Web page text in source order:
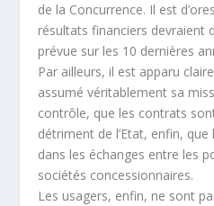
de la Concurrence. Il est
résultats financiers devraient
prévue sur les 10 dernières
Par ailleurs, il est apparu
assumé véritablement sa
contrôle, que les contrats
détriment de l’Etat, enfin, que
dans les échanges entre les
sociétés concessionnaires.
Les usagers, enfin, ne sont